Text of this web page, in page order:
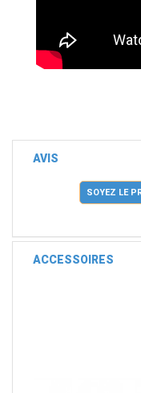
AVIS
SOYEZ LE
ACCESSOIRES